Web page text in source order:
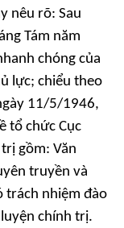
nêu rõ: Sau
Tám năm
chóng của
lực; chiểu theo
11/5/1946,
tổ chức Cục
gồm: Văn
truyền và
trách nhiệm đào
chính trị.